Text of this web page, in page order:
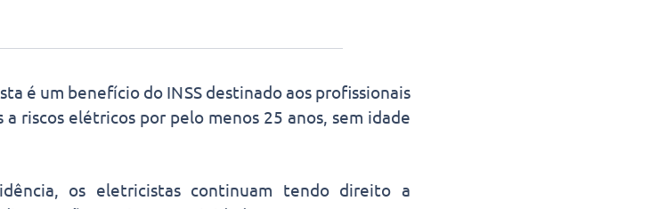
é um benefício do INSS destinado aos profissionais
riscos elétricos por pelo menos 25 anos, sem idade
os eletricistas continuam tendo direito a